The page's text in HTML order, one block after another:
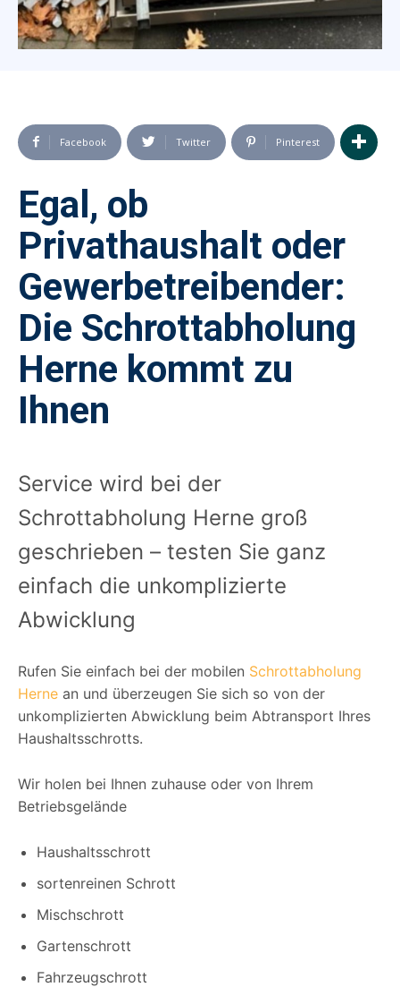
Facebook Twitter Pinterest
Egal, ob
Privathaushalt oder
Gewerbetreibender:
Die Schrottabholung
Herne kommt zu
Ihnen
Service wird bei der
Schrottabholung Herne groß
geschrieben – testen Sie ganz
einfach die unkomplizierte
Abwicklung
Rufen Sie einfach bei der mobilen Schrottabholung
Herne an und überzeugen Sie sich so von der
unkomplizierten Abwicklung beim Abtransport Ihres
Haushaltsschrotts.
Wir holen bei Ihnen zuhause oder von Ihrem
Betriebsgelände
Haushaltsschrott
sortenreinen Schrott
Mischschrott
Gartenschrott
Fahrzeugschrott